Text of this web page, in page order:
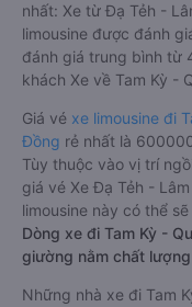
nhất: Xe từ Đạ Tẻh -
limousine được đánh
đánh giá trung bình từ
khách Xe về Tam Kỳ -
Giá vé xe limousine đi
Đồng rẻ nhất là
Tùy thuộc vào vị trí
giá vé Xe Đạ Tẻh -
limousine này có thể sẽ
Dòng xe đi Tam Kỳ -
giường nằm chất
Những nhà xe đi Tam